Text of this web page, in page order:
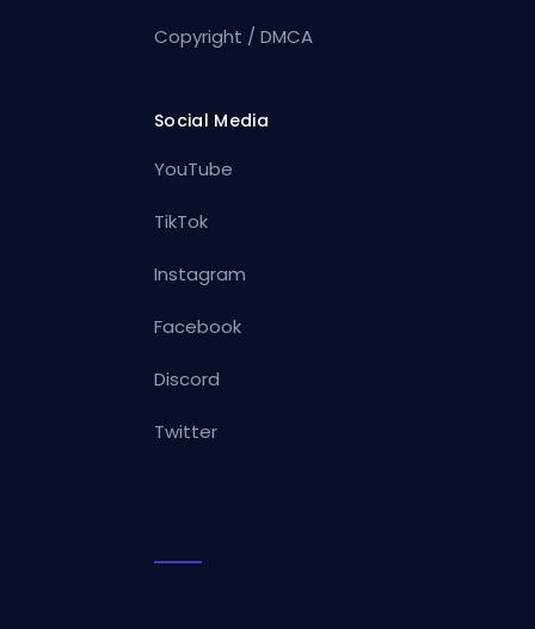
Copyright / DMCA
Social Media
YouTube
TikTok
Instagram
Facebook
Discord
Twitter